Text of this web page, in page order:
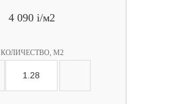
4 090 i/м2
КОЛИЧЕСТВО, М2